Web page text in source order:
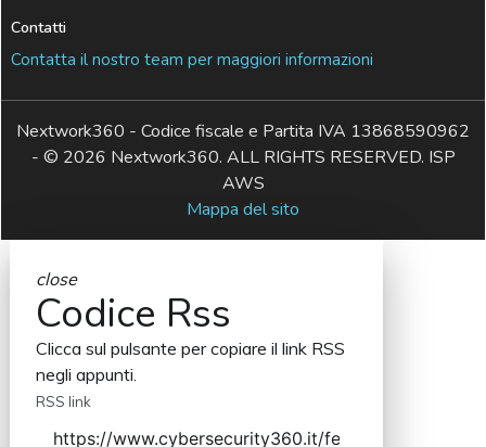
Contatti
Contatta il nostro team per maggiori informazioni
Nextwork360 - Codice fiscale e Partita IVA 13868590962
- © 2026 Nextwork360. ALL RIGHTS RESERVED. ISP
AWS
Mappa del sito
close
Codice Rss
Clicca sul pulsante per copiare il link RSS
negli appunti.
RSS link